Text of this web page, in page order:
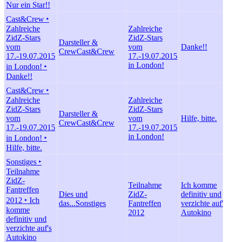
Nur ein Star!!
Cast&Crew ‣
Zahlreiche
ZidZ-Stars
vom
17.-19.07.2015
in London! ‣
Danke!!
Darsteller &
CrewCast&Crew
Zahlreiche
ZidZ-Stars
vom
17.-19.07.2015
in London!
Danke!!
Cast&Crew ‣
Zahlreiche
ZidZ-Stars
vom
17.-19.07.2015
in London! ‣
Hilfe, bitte.
Darsteller &
CrewCast&Crew
Zahlreiche
ZidZ-Stars
vom
17.-19.07.2015
in London!
Hilfe, bitte.
Sonstiges ‣
Teilnahme
ZidZ-
Fantreffen
2012 ‣ Ich
komme
definitiv und
verzichte auf's
Autokino
Dies und
das...Sonstiges
Teilnahme
ZidZ-
Fantreffen
2012
Ich komme
definitiv und
verzichte auf's
Autokino